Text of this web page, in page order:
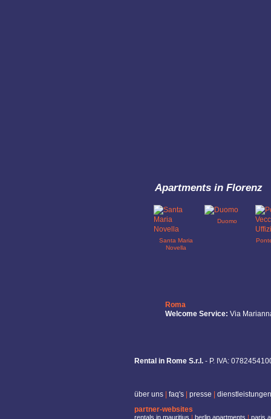
Apartments in Florenz
Santa Maria
Novella
Duomo
Roma
Welcome Service: Via
Rental in Rome S.r.l. - P. IVA:
über uns faq's presse dienstleistungen
partner-websites
rentals in mauritius | berlin apartments | paris